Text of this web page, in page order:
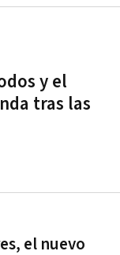
y el
tras las
el nuevo